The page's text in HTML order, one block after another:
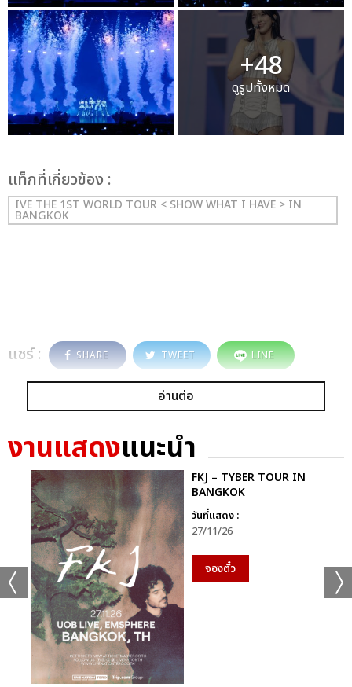
+48
ดูรูปทั้งหมด
เเท็กที่เกี่ยวข้อง :
IVE THE 1ST WORLD TOUR < SHOW WHAT I HAVE > IN
BANGKOK
แชร์ : SHARE TWEET LINE
อ่านต่อ
งานแสดงแนะนำ
FKJ – TYBER TOUR IN
BANGKOK
วันที่แสดง :
27/11/26
จองตั๋ว